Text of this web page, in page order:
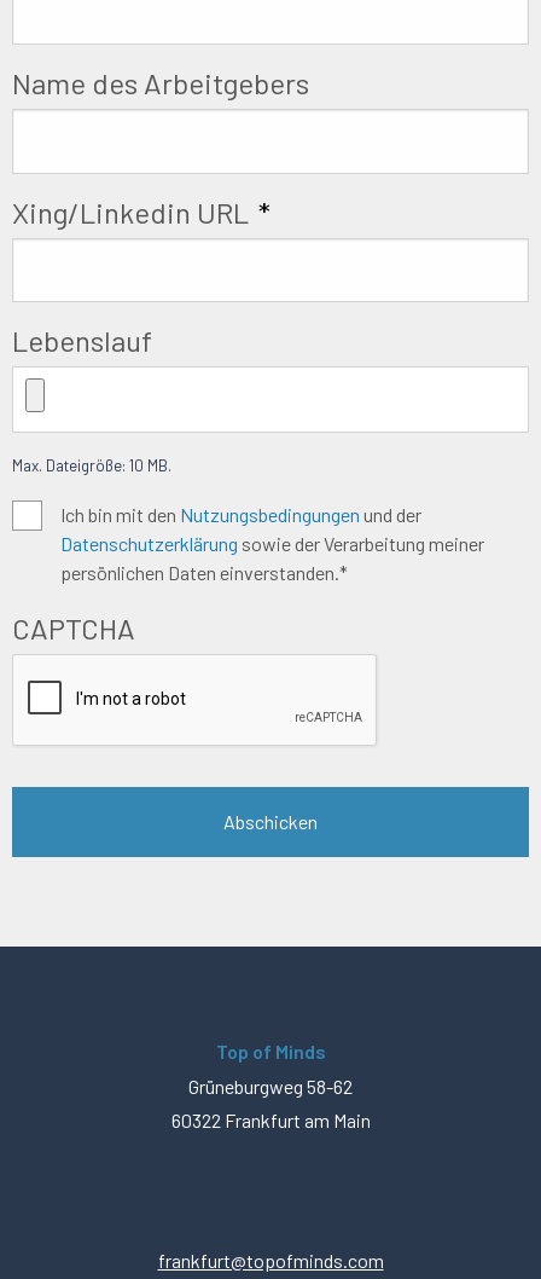
Name des Arbeitgebers
Xing/Linkedin URL *
Lebenslauf
Max. Dateigröße: 10 MB.
Algemene
voorwaarden *
Ich bin mit den Nutzungsbedingungen und der
Datenschutzerklärung sowie der Verarbeitung meiner
persönlichen Daten einverstanden.*
CAPTCHA
Top of Minds
Grüneburgweg 58-62
60322 Frankfurt am Main
frankfurt@topofminds.com